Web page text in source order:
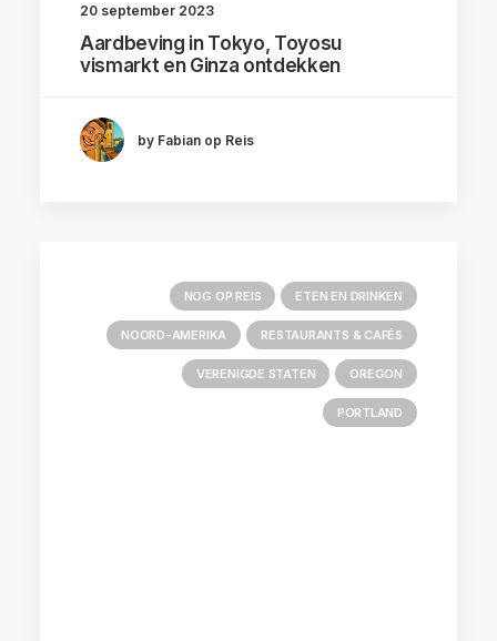
20 september 2023
Aardbeving in Tokyo, Toyosu
vismarkt en Ginza ontdekken
by Fabian op Reis
NOG OP REIS ETEN EN DRINKEN
NOORD-AMERIKA RESTAURANTS & CAFÉS
VERENIGDE STATEN OREGON
PORTLAND